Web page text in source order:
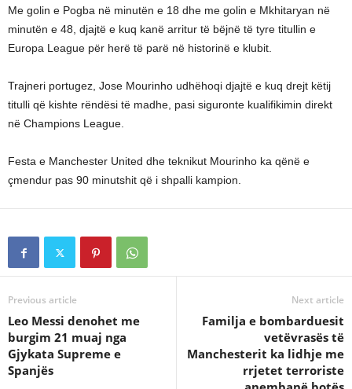
Me golin e Pogba në minutën e 18 dhe me golin e Mkhitaryan në
minutën e 48, djajtë e kuq kanë arritur të bëjnë të tyre titullin e
Europa League për herë të parë në historinë e klubit.
Trajneri portugez, Jose Mourinho udhëhoqi djajtë e kuq drejt këtij
titulli që kishte rëndësi të madhe, pasi siguronte kualifikimin direkt
në Champions League.
Festa e Manchester United dhe teknikut Mourinho ka qënë e
çmendur pas 90 minutshit që i shpalli kampion.
Previous article
Leo Messi denohet me
burgim 21 muaj nga
Gjykata Supreme e
Spanjës
Next article
Familja e bombarduesit
vetëvrasës të
Manchesterit ka lidhje me
rrjetet terroriste